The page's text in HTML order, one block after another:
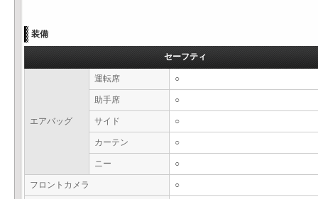
装備
セーフティ
エアバッグ
運転席 ○
助手席 ○
サイド ○
カーテン ○
ニー ○
フロントカメラ ○